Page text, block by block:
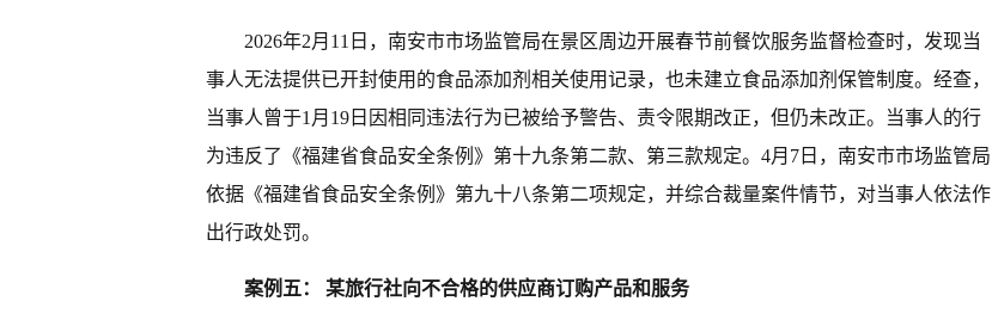
2026年2月11日，南安市市场监管局在景区周边开展春节前餐饮服务监督检查时，发现当
事人无法提供已开封使用的食品添加剂相关使用记录，也未建立食品添加剂保管制度。经查，
当事人曾于1月19日因相同违法行为已被给予警告、责令限期改正，但仍未改正。当事人的行
为违反了《福建省食品安全条例》第十九条第二款、第三款规定。4月7日，南安市市场监管局
依据《福建省食品安全条例》第九十八条第二项规定，并综合裁量案件情节，对当事人依法作
出行政处罚。
案例五： 某旅行社向不合格的供应商订购产品和服务